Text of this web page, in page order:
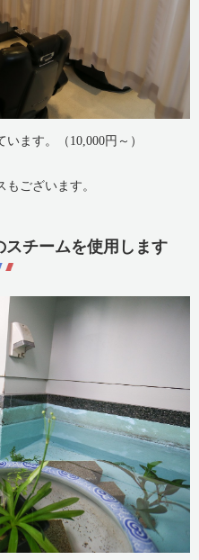
ます。（10,000円～）
ございます。
チームを使用します